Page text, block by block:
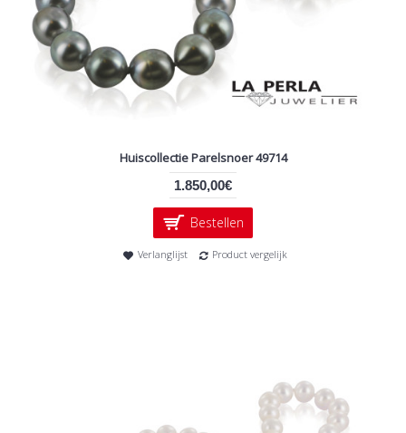
Huiscollectie Parelsnoer 49714
1.850,00€
Bestellen
Verlanglijst Product vergelijk